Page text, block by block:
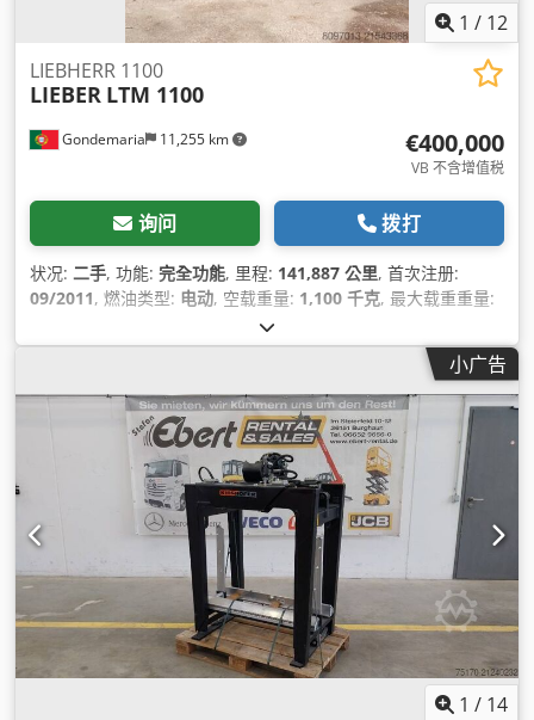
1 / 12
Gondemaria 11,255 km
LIEBHERR 1100
LIEBER LTM 1100
€400,000
VB 不含增值税
询问 拨打
状况: 二手, 功能: 完全功能, 里程: 141,887 公里, 首次注册:
09/2011, 燃油类型: 电动, 空载重量: 1,100 千克, 最大载重重量:
48,000 千克, 轮胎尺寸:
状况:80 百分比, 车轴配置:8x6, 轴距:165,000 毫米, 轴距:
, 能源效率:
A, 燃油箱容量:400 l, 市区油耗:60 升/100公里, 燃油消耗（市
70 升/100公里, 综合油耗:65 升/100公里, 刹车:
发动机制
, 驾驶室:日间驾驶室, 齿轮类型:自动 , 齿轮数:
, 座位数量:3 , 总长度:12,000 毫米, 总宽度:
, 总高度:4,000 毫米
, 允许的轴载荷（轴1）:
12,000 千克
, 允许轴载（第2轴）: 12,000 千克, 允许轴载（第3
轴）:
, 制造年份: , 运转小时:
, 设备:
EBS（电子制动系统）, USB端口, 动力转向, 卡车注册, 安全气囊,
完整保养记录, 导航系统, 烟尘过滤器, 牵引力控制, 电动窗调节,
空调, 起重机, 车载电脑, 车辆注册, 轮胎压力监测, 防抱死制动系
统 (ABS), 雾灯
小广告
1 / 14